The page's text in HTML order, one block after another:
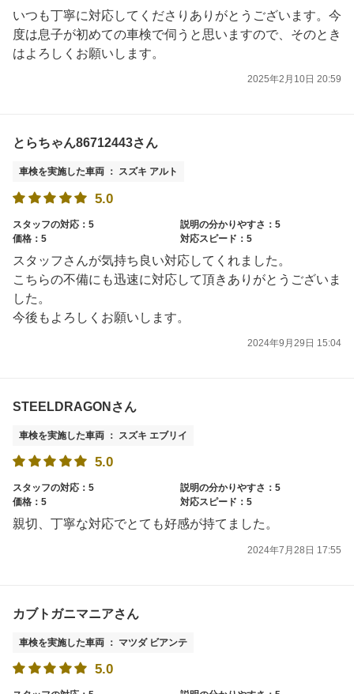
いつも丁寧に対応してくださりありがとうございます。今
度は息子が初めての車検で伺うと思いますので、そのとき
はよろしくお願いします。
2025年2月10日 20:59
とらちゃん86712443さん
車検を実施した車両 ： スズキ アルト
5.0
スタッフの対応：5
説明の分かりやすさ：5
価格：5
対応スピード：5
スタッフさんが気持ち良い対応してくれました。
こちらの不備にも迅速に対応して頂きありがとうございま
した。
今後もよろしくお願いします。
2024年9月29日 15:04
STEELDRAGONさん
車検を実施した車両 ： スズキ エブリイ
5.0
スタッフの対応：5
説明の分かりやすさ：5
価格：5
対応スピード：5
親切、丁寧な対応でとても好感が持てました。
2024年7月28日 17:55
カブトガニマニアさん
車検を実施した車両 ： マツダ ビアンテ
5.0